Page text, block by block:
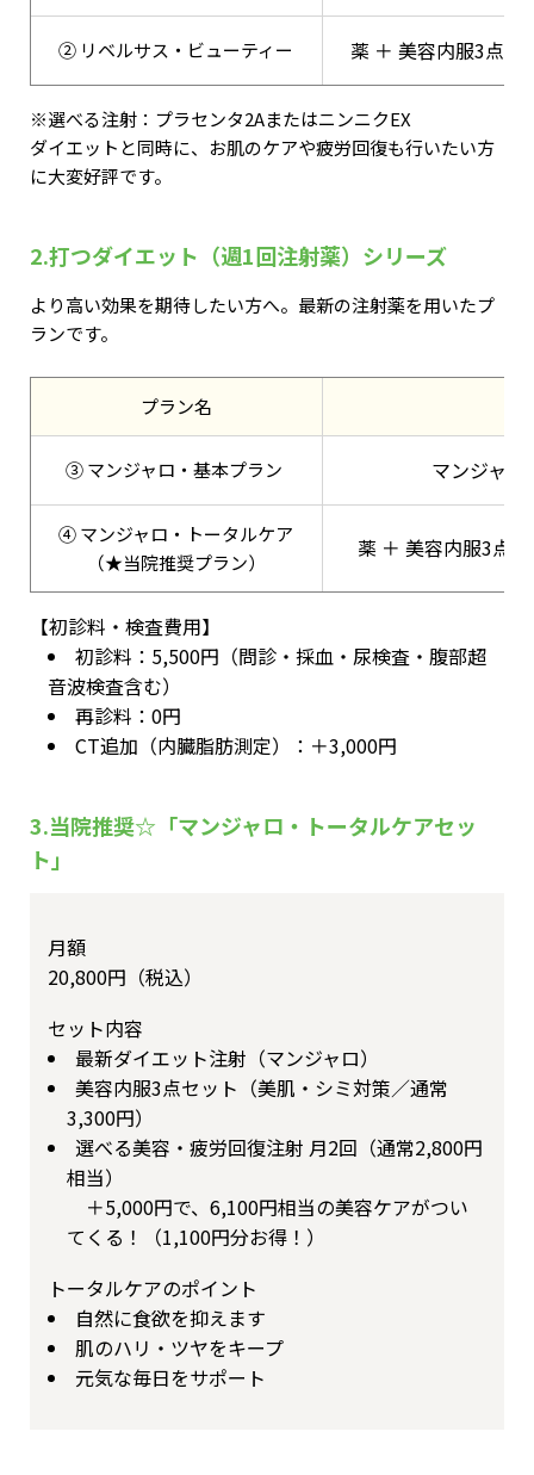
② リベルサス・ビューティー 薬 ＋ 美容内服3点
※選べる注射：プラセンタ2AまたはニンニクEX
ダイエットと同時に、お肌のケアや疲労回復も行いたい方
に大変好評です。
2.打つダイエット（週1回注射薬）シリーズ
より高い効果を期待したい方へ。最新の注射薬を用いたプ
ランです。
プラン名
③ マンジャロ・基本プラン マンジャ
④ マンジャロ・トータルケア
（★当院推奨プラン）
薬 ＋ 美容内服3点
【初診料・検査費用】
初診料：5,500円（問診・採血・尿検査・腹部超
音波検査含む）
再診料：0円
CT追加（内臓脂肪測定）：＋3,000円
3.当院推奨☆「マンジャロ・トータルケアセッ
ト」
月額
20,800円（税込）
セット内容
最新ダイエット注射（マンジャロ）
美容内服3点セット（美肌・シミ対策／通常
3,300円）
選べる美容・疲労回復注射 月2回（通常2,800円
相当）
＋5,000円で、6,100円相当の美容ケアがつい
てくる！（1,100円分お得！）
トータルケアのポイント
自然に食欲を抑えます
肌のハリ・ツヤをキープ
元気な毎日をサポート